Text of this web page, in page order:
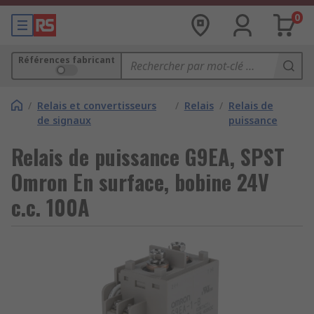
0
Références fabricant
/ Relais et convertisseurs
de signaux
/ Relais / Relais de
puissance
Relais de puissance G9EA, SPST
Omron En surface, bobine 24V
c.c. 100A